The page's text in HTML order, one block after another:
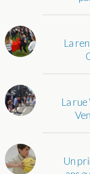
La
La rue
Un